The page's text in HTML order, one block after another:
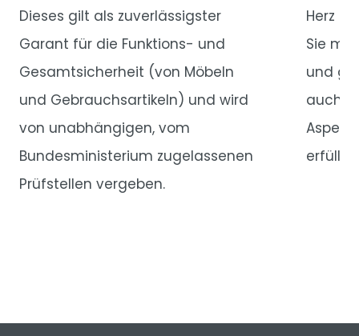
Dieses gilt als zuverlässigster
Garant für die Funktions- und
Gesamtsicherheit (von Möbeln
und Gebrauchsartikeln) und wird
von unabhängigen, vom
Bundesministerium zugelassenen
Prüfstellen vergeben.
Herz
Sie
und
auch